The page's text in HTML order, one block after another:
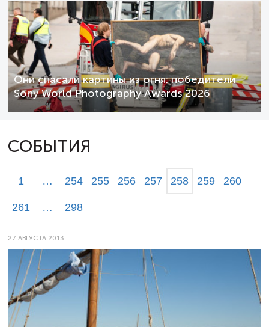
Они спасали картины из огня: победители
Sony World Photography Awards 2026
СОБЫТИЯ
1 … 254 255 256 257 258 259 260
261 … 298
27 АВГУСТА 2013